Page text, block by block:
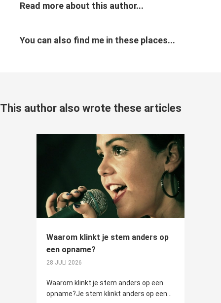
Read more about this author...
You can also find me in these places...
This author also wrote these articles
Waarom klinkt je stem anders op
een opname?
28 JULI 2026
Waarom klinkt je stem anders op een
opname?Je stem klinkt anders op een...